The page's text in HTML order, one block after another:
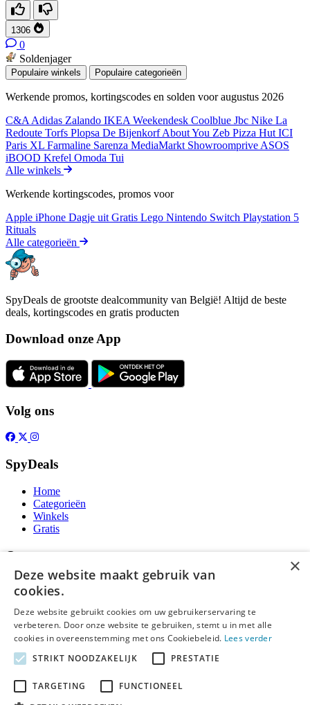
1306
0
Soldenjager
Populaire winkels Populaire categorieën
Werkende promos, kortingscodes en solden voor augustus 2026
C&A Adidas Zalando IKEA Weekendesk Coolblue Jbc Nike La
Redoute Torfs Plopsa De BijenkorfAbout You Zeb Pizza Hut ICI
Paris XL Farmaline Sarenza MediaMarkt Showroomprive ASOS
iBOOD Krefel Omoda Tui
Alle winkels
Werkende kortingscodes, promos voor
Apple iPhone Dagje uit Gratis Lego Nintendo Switch Playstation 5
Rituals
Alle categorieën
SpyDeals de grootste dealcommunity van België! Altijd de beste
deals, kortingscodes en gratis producten
Download onze App
Volg ons
SpyDeals
Home
Categorieën
Winkels
Gratis
Over
Over ons
Contact
Publicatieregels
Legal
Privacy
Algemene Voorwaarden
×
Deze website maakt gebruik van
cookies.
Deze website gebruikt cookies om uw gebruikerservaring te
verbeteren. Door onze website te gebruiken, stemt u in met alle
cookies in overeenstemming met ons Cookiebeleid. Lees verder
STRIKT NOODZAKELIJK
PRESTATIE
TARGETING
FUNCTIONEEL